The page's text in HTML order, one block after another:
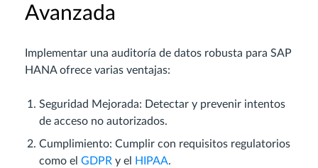
Avanzada
Implementar una auditoría de datos robusta para SAP
HANA ofrece varias ventajas:
Seguridad Mejorada: Detectar y prevenir intentos
de acceso no autorizados.
Cumplimiento: Cumplir con requisitos regulatorios
como el GDPR y el HIPAA.